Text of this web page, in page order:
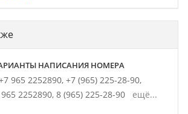
НАПИСАНИЯ НОМЕРА
965 2252890, +7 (965) 225-28-90,
2252890, 8 (965) 225-28-90 ещё...